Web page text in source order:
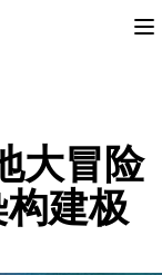
大冒险
建极